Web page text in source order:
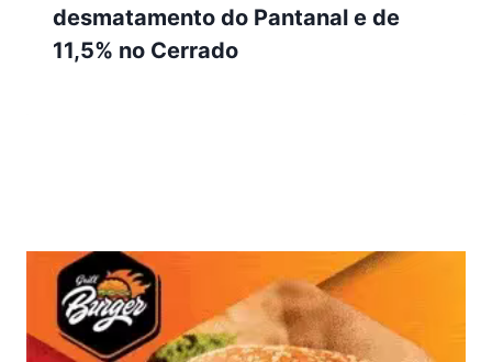
desmatamento do Pantanal e de
11,5% no Cerrado